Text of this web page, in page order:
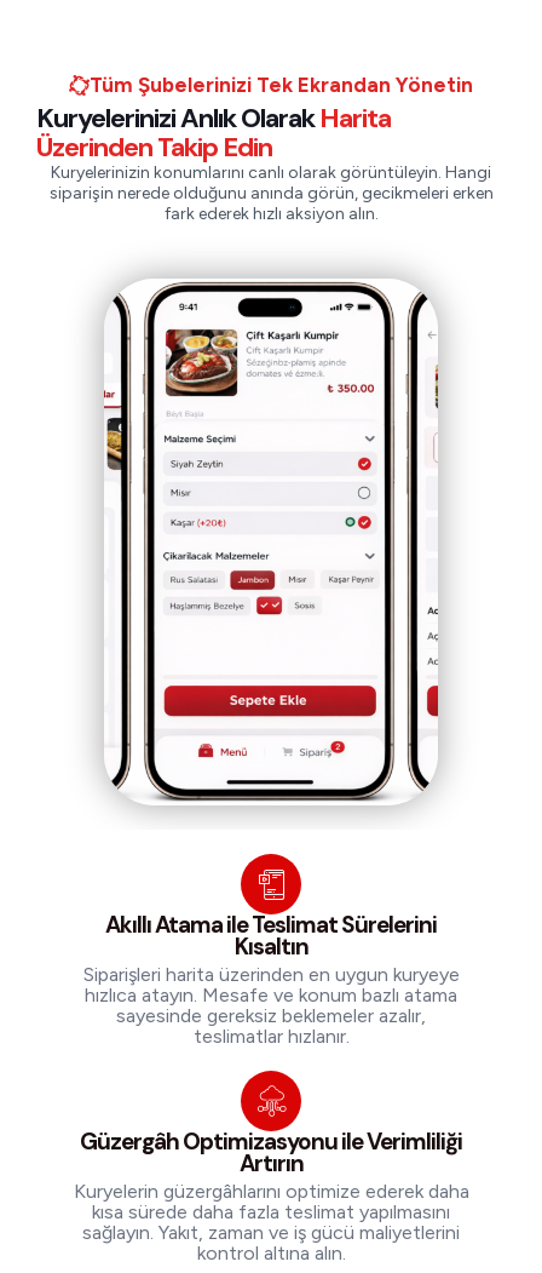
Tüm Şubelerinizi Tek Ekrandan Yönetin
Kuryelerinizi Anlık OlarakHarita
Üzerinden Takip Edin
Kuryelerinizin konumlarını canlı olarak görüntüleyin. Hangi
siparişin nerede olduğunu anında görün, gecikmeleri erken
fark ederek hızlı aksiyon alın.
Akıllı Atama ile Teslimat Sürelerini
Kısaltın
Siparişleri harita üzerinden en uygun kuryeye
hızlıca atayın. Mesafe ve konum bazlı atama
sayesinde gereksiz beklemeler azalır,
teslimatlar hızlanır.
Güzergâh Optimizasyonu ile Verimliliği
Artırın
Kuryelerin güzergâhlarını optimize ederek daha
kısa sürede daha fazla teslimat yapılmasını
sağlayın. Yakıt, zaman ve iş gücü maliyetlerini
kontrol altına alın.